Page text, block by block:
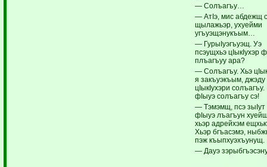
— Солъагъу…
— АтIэ, мис абдежщ
щылажьэр, ухуейми
угъуэщэнукъым…
— ГурыIуэгъуэщ. Уэ
псэущхьэ цIыкIухэр
плъагъуу ара?
— Солъагъу. Хьэ
я закъуэкъым, джэду
цIыкIухэри
фIыуэ солъагъу сэ!
— Тэмэмщ, псэ зыIут
фIыуэ лъагъун
хьэр адрейхэм
Хьэр бгъасэмэ,
пэж къыпхуэхъунущ.
— Дауэ